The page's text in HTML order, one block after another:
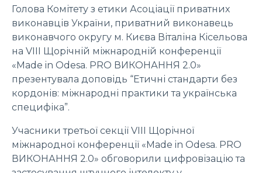
Голова Комітету з етики Асоціації приватних
виконавців України, приватний виконавець
виконавчого округу м. Києва Віталіна Кісельова
на VIII Щорічній міжнародній конференції
«Made in Odesa. PRO ВИКОНАННЯ 2.0»
презентувала доповідь “Етичні стандарти без
кордонів: міжнародні практики та українська
специфіка”.
Учасники третьої секції VIII Щорічної
міжнародної конференції «Made in Odesa. PRO
ВИКОНАННЯ 2.0» обговорили цифровізацію та